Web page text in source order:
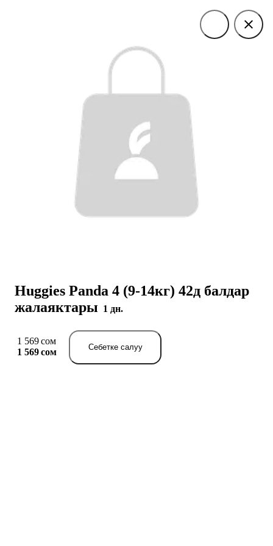
Huggies Panda 4 (9-14кг) 42д балдар
жалаяктары 1 дн.
1 569 сом
1 569 сом
Себетке салуу